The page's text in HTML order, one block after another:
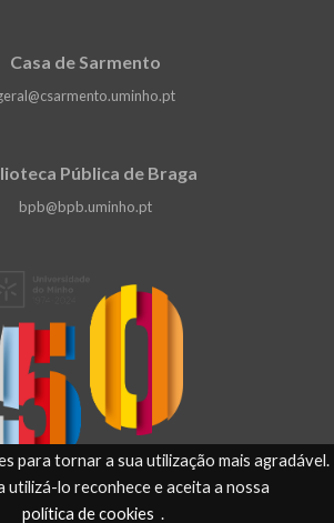
para tornar a sua utilização mais agradável.
utilizá-lo reconhece e aceita a nossa
política de cookies .
Casa de Sarmento
Pública de Braga
bpb@bpb.uminho.pt